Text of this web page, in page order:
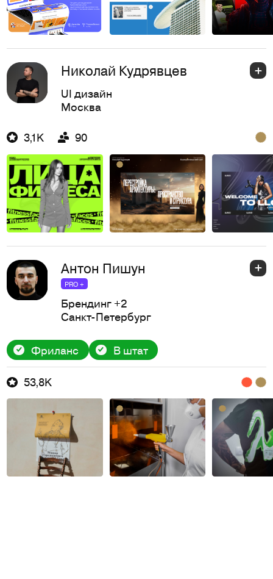
Николай Кудрявцев
UI дизайн
Москва
3,1K 90
Антон Пишун
PRO +
Брендинг +2
Санкт-Петербург
Фриланс В штат
53,8K